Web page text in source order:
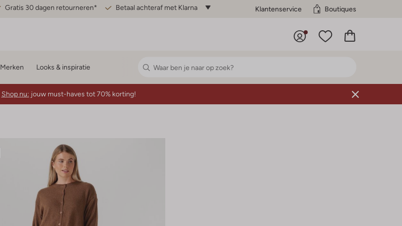
Gratis 30 dagen retourneren* Betaal achteraf met Klarna Klantenservice Boutiques
Merken Looks & inspiratie
Shop nu: jouw must-haves tot 70% korting!